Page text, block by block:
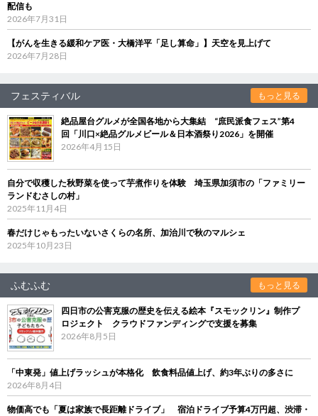
配信も
2026年7月31日
【がんを生きる緩和ケア医・大橋洋平「足し算命」】天空を見上げて
2026年7月28日
フェスティバル もっと見る
絶品屋台グルメが全国各地から大集結 “庶民派食フェス”第4
回「川口×絶品グルメビール＆日本酒祭り2026」を開催
2026年4月15日
自分で収穫した秋野菜を使って芋煮作りを体験 埼玉県加須市の「ファミリー
ランドむさしの村」
2025年11月4日
春だけじゃもったいないさくらの名所、加治川で秋のマルシェ
2025年10月23日
ふむふむ もっと見る
四日市の公害克服の歴史を伝える絵本『スモックリン』制作プ
ロジェクト クラウドファンディングで支援を募集
2026年8月5日
「中東発」値上げラッシュが本格化 飲食料品値上げ、約3年ぶりの多さに
2026年8月4日
物価高でも「夏は家族で長距離ドライブ」 宿泊ドライブ予算4万円超、渋滞・